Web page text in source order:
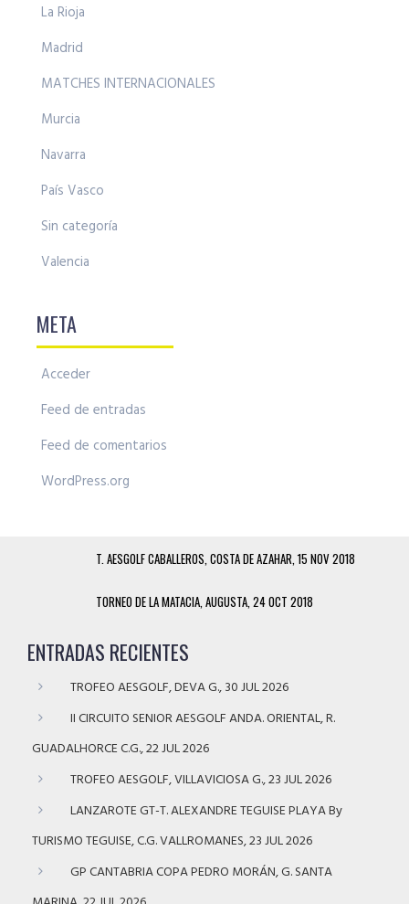
La Rioja
Madrid
MATCHES INTERNACIONALES
Murcia
Navarra
País Vasco
Sin categoría
Valencia
META
Acceder
Feed de entradas
Feed de comentarios
WordPress.org
T. AESGOLF CABALLEROS, COSTA DE AZAHAR, 15 NOV 2018
TORNEO DE LA MATACIA, AUGUSTA, 24 OCT 2018
ENTRADAS RECIENTES
TROFEO AESGOLF, DEVA G., 30 JUL 2026
II CIRCUITO SENIOR AESGOLF ANDA. ORIENTAL, R.
GUADALHORCE C.G., 22 JUL 2026
TROFEO AESGOLF, VILLAVICIOSA G., 23 JUL 2026
LANZAROTE GT-T. ALEXANDRE TEGUISE PLAYA By
TURISMO TEGUISE, C.G. VALLROMANES, 23 JUL 2026
GP CANTABRIA COPA PEDRO MORÁN, G. SANTA